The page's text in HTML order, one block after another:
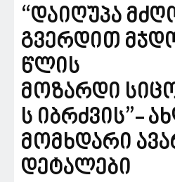
“დაიღუპა
გვერდით
წლის
მოზარდი
ს იბრძვის”-
მომხდარი
დეტალები